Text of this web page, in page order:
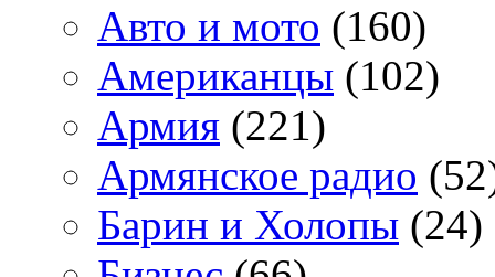
Авто и мото (160)
Американцы (102)
Армия (221)
Армянское радио
Барин и Холопы (24)